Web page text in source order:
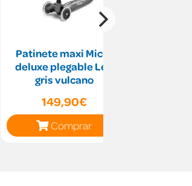
Patinete maxi Micro
deluxe plegable Led
gris vulcano
149,90€
Comprar